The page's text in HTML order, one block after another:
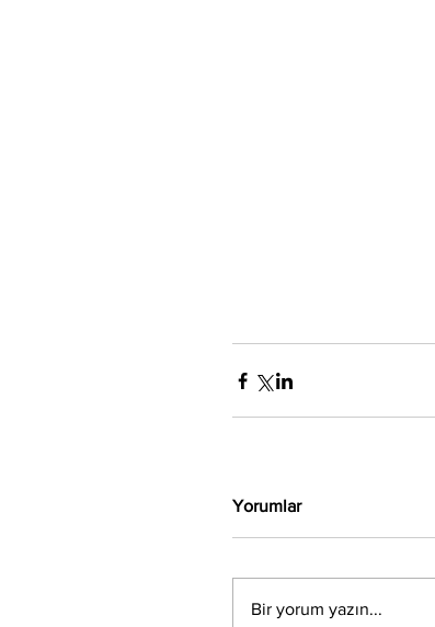
Yorumlar
Bir yorum yazın...